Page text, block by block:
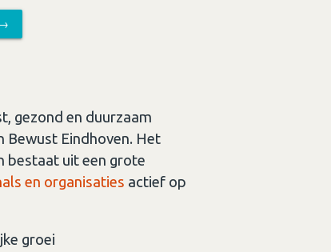
gezond en duurzaam
Bewust Eindhoven. Het
bestaat uit een grote
en organisaties actief op
groei